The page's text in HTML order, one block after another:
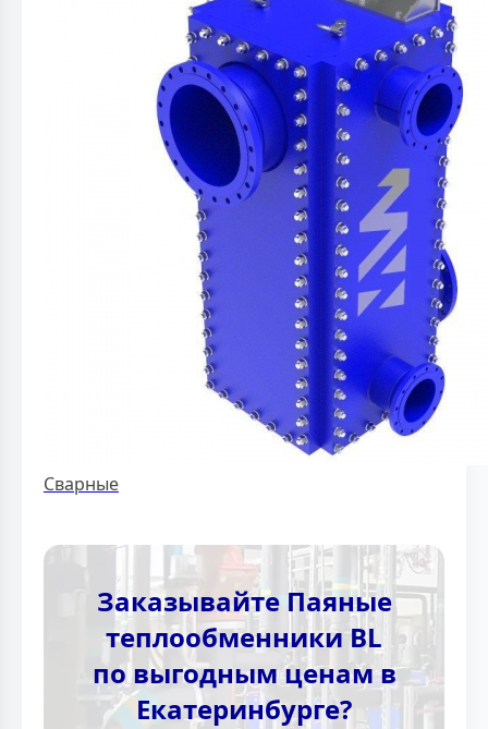
Сварные
Заказывайте Паяные
теплообменники BL
по выгодным ценам в
Екатеринбурге?